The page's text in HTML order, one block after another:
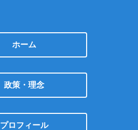
ホーム
政策・理念
プロフィール